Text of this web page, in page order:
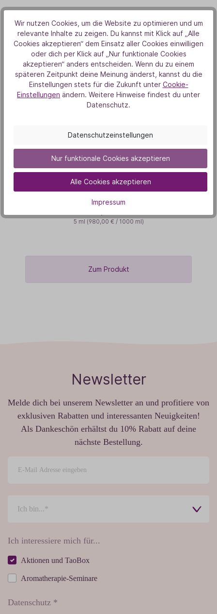
Unsere Duft-Highlights
Das könnte dich auch
interessieren
Eukalyptusöl Baldini
5 ml (980,00 € / 1000 ml)
Zum Produkt
Newsletter
Melde dich bei unserem Newsletter an und profitiere von
exklusiven Rabatten und interessanten Neuigkeiten!
Als Dankeschön erhältst du 10% Rabatt auf deine
nächste Bestellung.
Ich interessiere mich für...
Aktionen und TaoBox
Aromatherapie-Seminare
Datenschutz *
Wir nutzen Cookies, um die Website zu optimieren und um
relevante Inhalte zu zeigen. Du kannst mit Klick auf „Alle
Cookies akzeptieren“ dem Einsatz aller Cookies einwilligen
oder dich per Klick auf „Nur funktionale Cookies
akzeptieren“ anders entscheiden. Wenn du zu einem
späteren Zeitpunkt deine Meinung änderst, kannst du die
Einstellungen stets für die Zukunft unter Cookie-
Einstellungen ändern. Weitere Hinweise findest du unter
Datenschutz.
Datenschutzeinstellungen
Nur funktionale Cookies akzeptieren
Alle Cookies akzeptieren
Impressum